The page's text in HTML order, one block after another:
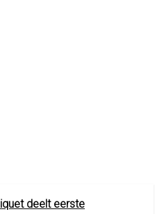
deelt eerste